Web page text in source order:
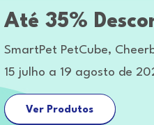
Até 35%
SmartPet PetCube,
15 julho a 19 agosto de
Ver Produtos